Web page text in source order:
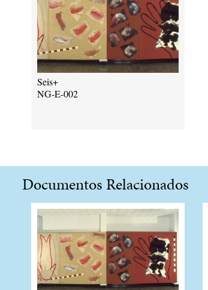
Seis+
NG-E-002
Documentos Relacionados